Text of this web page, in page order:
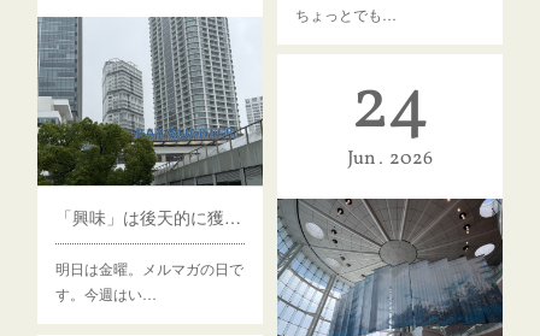
ちょっとでも…
「興味」は後天的に獲得できる「技術」である。
明日は金曜。メルマガの日で
す。今週はい…
24
Jun 2026